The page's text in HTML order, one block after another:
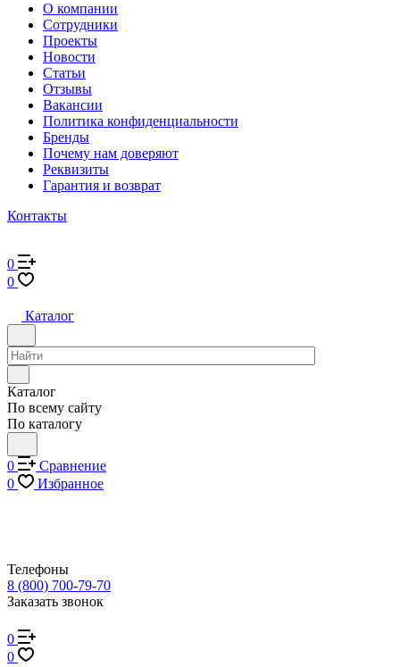
О компании
Сотрудники
Проекты
Новости
Статьи
Отзывы
Вакансии
Политика конфиденциальности
Бренды
Почему нам доверяют
Реквизиты
Гарантия и возврат
Контакты
0
0
Каталог
Каталог
По всему сайту
По каталогу
0
Сравнение
0
Избранное
Телефоны
8 (800) 700-79-70
Заказать звонок
0
0